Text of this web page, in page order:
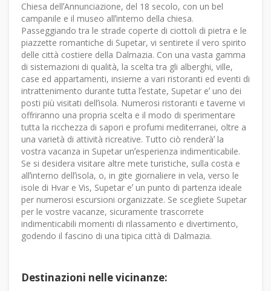
Chiesa dellʼAnnunciazione, del 18 secolo, con un bel
campanile e il museo allʼinterno della chiesa.
Passeggiando tra le strade coperte di ciottoli di pietra e le
piazzette romantiche di Supetar, vi sentirete il vero spirito
delle città costiere della Dalmazia. Con una vasta gamma
di sistemazioni di qualità, la scelta tra gli alberghi, ville,
case ed appartamenti, insieme a vari ristoranti ed eventi di
intrattenimento durante tutta lʼestate, Supetar eʼ uno dei
posti più visitati dellʼisola. Numerosi ristoranti e taverne vi
offriranno una propria scelta e il modo di sperimentare
tutta la ricchezza di sapori e profumi mediterranei, oltre a
una varietà di attività ricreative. Tutto ciò renderàʼ la
vostra vacanza in Supetar unʼesperienza indimenticabile.
Se si desidera visitare altre mete turistiche, sulla costa e
allʼinterno dellʼisola, o, in gite giornaliere in vela, verso le
isole di Hvar e Vis, Supetar eʼ un punto di partenza ideale
per numerosi escursioni organizzate. Se scegliete Supetar
per le vostre vacanze, sicuramente trascorrete
indimenticabili momenti di rilassamento e divertimento,
godendo il fascino di una tipica città di Dalmazia.
Destinazioni nelle vicinanze: